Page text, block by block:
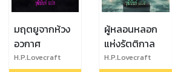
มฤตยูจากห้วง
อวกาศ
H.P.Lovecraft
ผู้หลอนหลอก
แห่งรัตติกาล
H.P.Lovecraft